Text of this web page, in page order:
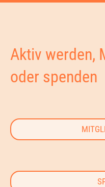
Aktiv werden,
oder spenden